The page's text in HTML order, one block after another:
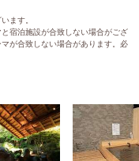
ます。
宿泊施設が合致しない場合がござ
が合致しない場合があります。必